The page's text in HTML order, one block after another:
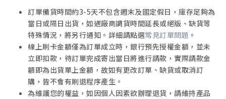
八. 總結
第五章 再論教會內性與道德的爭議
一. 請不要迴避性道德的問題
1. 性傾向：自由主義者的詞彙選擇
2. 倫理系統不一致
3. 甚麼性行為才是不道德？
訂單備貨時間約3-5天不包含週末及國定假日，庫存足夠為
當日或隔日出貨，如遇廠商調貨時間延長或絕版、缺貨等
特殊情況，將另行通知。詳細請點選常見訂單問題 。
線上刷卡金額僅為訂單成立時，銀行預先授權金額，並未
立即扣款，待訂單完成寄出當日將進行請款，實際請款金
額即為出貨單上金額，故如有更改訂單、缺貨或取消訂
購，皆不會有刷退程序產生。
為維護您的權益，如因個人因素欲辦理退貨，請維持產品